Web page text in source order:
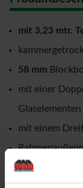
mit 3,23 mtr.
58 mm
mit einer
mit einem
mtr.